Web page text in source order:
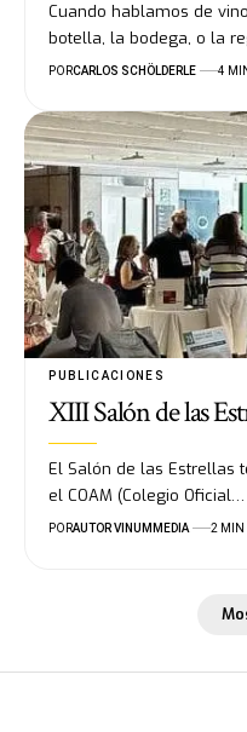
Cuando hablamos de
botella, la bodega, o la
PORCARLOS SCHÖLDERLE 4
PUBLICACIONES
XIII Salón de las
El Salón de las Estrellas
el COAM (Colegio Oficial…
PORAUTOR VINUMMEDIA 2 MIN